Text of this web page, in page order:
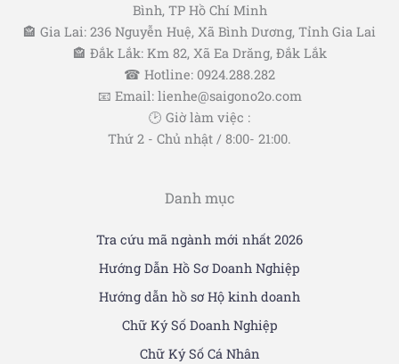
Bình, TP Hồ Chí Minh
🏤 Gia Lai: 236 Nguyễn Huệ, Xã Bình Dương, Tỉnh Gia Lai
🏤 Đắk Lắk: Km 82, Xã Ea Drăng, Đắk Lắk
☎ Hotline: 0924.288.282
📧 Email: lienhe@saigono2o.com
🕑 Giờ làm việc :
Thứ 2 - Chủ nhật / 8:00- 21:00.
Danh mục
Tra cứu mã ngành mới nhất 2026
Hướng Dẫn Hồ Sơ Doanh Nghiệp
Hướng dẫn hồ sơ Hộ kinh doanh
Chữ Ký Số Doanh Nghiệp
Chữ Ký Số Cá Nhân